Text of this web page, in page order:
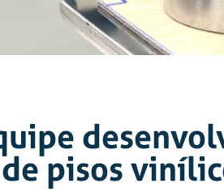
pisos